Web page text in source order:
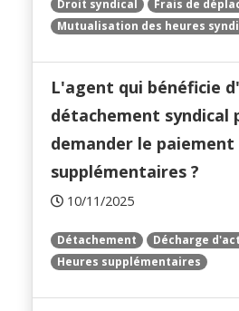
Droit syndical
Frais de
Mutualisation des heures
L'agent qui bénéficie
détachement syndical
demander le
supplémentaires ?
10/11/2025
Détachement
Décharge
Heures supplémentaires